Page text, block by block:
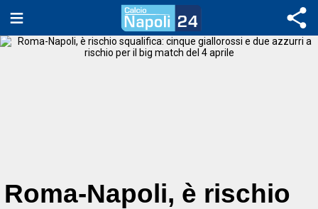
Roma-Napoli, è rischio